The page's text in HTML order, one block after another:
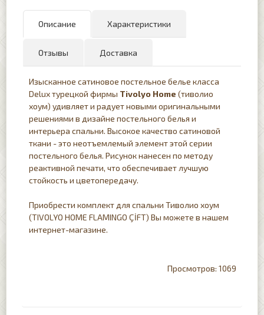
Описание Характеристики
Отзывы Доставка
Изысканное сатиновое постельное белье класса
Delux турецкой фирмы Tivolyo Home (тиволио
хоум) удивляет и радует новыми оригинальными
решениями в дизайне постельного белья и
интерьера спальни. Высокое качество сатиновой
ткани - это неотъемлемый элемент этой серии
постельного белья. Рисунок нанесен по методу
реактивной печати, что обеспечивает лучшую
стойкость и цветопередачу.
Приобрести комплект для спальни Тиволио хоум
(TIVOLYO HOME FLAMINGO ÇİFT) Вы можете в нашем
интернет-магазине.
1069